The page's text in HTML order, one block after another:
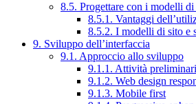
8.5. Progettare con i modelli
8.5.1. Vantaggi
8.5.2. I modelli di sito e
9. Sviluppo dell’interfaccia
9.1. Approccio allo sviluppo
9.1.1. Attività preliminari
9.1.2. Web design
9.1.3. Mobile first